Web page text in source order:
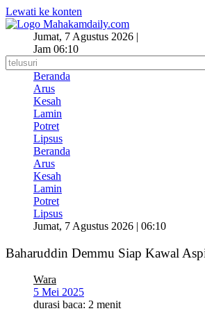
Lewati ke konten
Jumat, 7 Agustus 2026 |
Jam 06:10
Beranda
Arus
Kesah
Lamin
Potret
Lipsus
Beranda
Arus
Kesah
Lamin
Potret
Lipsus
Jumat, 7 Agustus 2026 | 06:10
Baharuddin Demmu Siap Kawal
Wara
5 Mei 2025
durasi baca: 2 menit